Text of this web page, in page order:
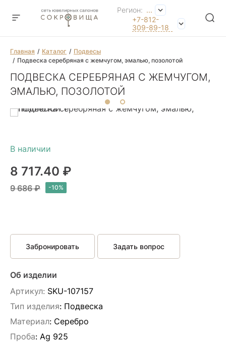
Регион: ...
+7-812-
309-89-18
Главная Каталог
Подвесы
Подвеска серебряная с жемчугом, эмалью, позолотой
ПОДВЕСКА СЕРЕБРЯНАЯ С ЖЕМЧУГОМ,
ЭМАЛЬЮ, ПОЗОЛОТОЙ
8 717.40 ₽
9 686 ₽
Забронировать Задать вопрос
Об изделии
Артикул: SKU-107157
Тип изделия: Подвескa
Материал: Серебро
Проба: Ag 925